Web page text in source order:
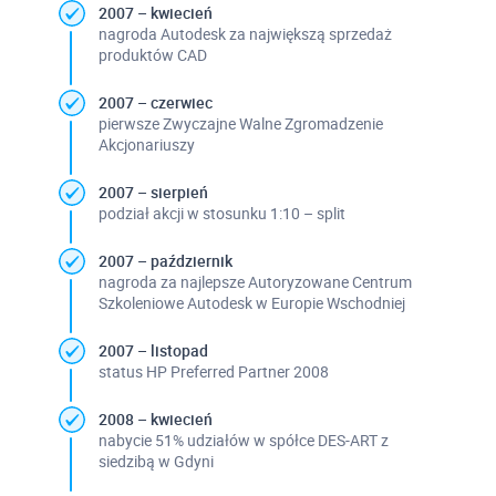
2007 – kwiecień
nagroda Autodesk za największą sprzedaż
produktów CAD
2007 – czerwiec
pierwsze Zwyczajne Walne Zgromadzenie
Akcjonariuszy
2007 – sierpień
podział akcji w stosunku 1:10 – split
2007 – październik
nagroda za najlepsze Autoryzowane Centrum
Szkoleniowe Autodesk w Europie Wschodniej
2007 – listopad
status HP Preferred Partner 2008
2008 – kwiecień
nabycie 51% udziałów w spółce DES-ART z
siedzibą w Gdyni